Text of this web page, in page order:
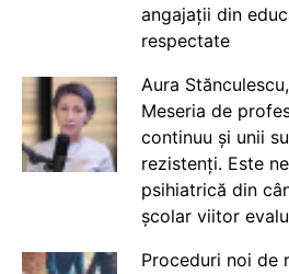
angajații din
respectate
Aura
Meseria de
continuu și unii
rezistenți. Este
psihiatrică din
școlar viitor
Proceduri noi de